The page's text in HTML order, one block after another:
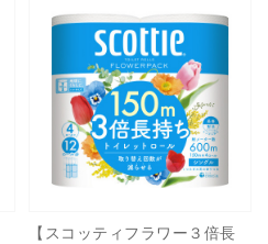
【スコッティフラワー３倍長